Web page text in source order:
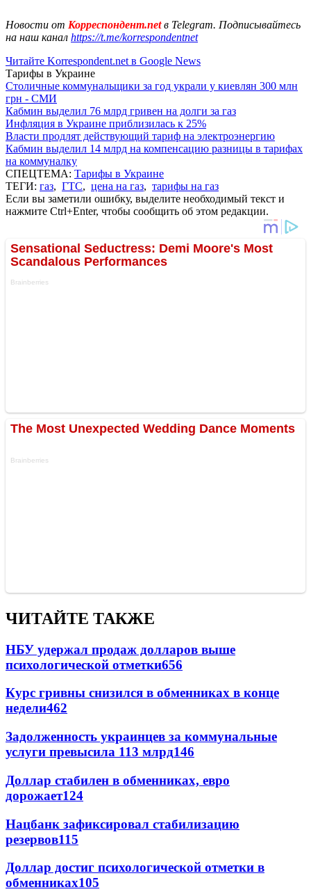
Новости от Корреспондент.netв Telegram. Подписывайтесь
на наш канал https://t.me/korrespondentnet
Читайте Korrespondent.net в Google News
Тарифы в Украине
Столичные коммунальщики за год украли у киевлян 300 млн
грн - СМИ
Кабмин выделил 76 млрд гривен на долги за газ
Инфляция в Украине приблизилась к 25%
Власти продлят действующий тариф на электроэнергию
Кабмин выделил 14 млрд на компенсацию разницы в тарифах
на коммуналку
СПЕЦТЕМА: Тарифы в Украине
ТЕГИ: газ, ГТС, цена на газ, тарифы на газ
Если вы заметили ошибку, выделите необходимый текст и
нажмите Ctrl+Enter, чтобы сообщить об этом редакции.
ЧИТАЙТЕ ТАКЖЕ
НБУ удержал продаж долларов выше
психологической отметки656
Курс гривны снизился в обменниках в конце
недели462
Задолженность украинцев за коммунальные
услуги превысила 113 млрд146
Доллар стабилен в обменниках, евро
дорожает124
Нацбанк зафиксировал стабилизацию
резервов115
Доллар достиг психологической отметки в
обменниках105